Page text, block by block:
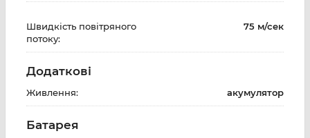
Швидкість повітряного
потоку:
75 м/сек
Додаткові
Живлення: акумулятор
Батарея